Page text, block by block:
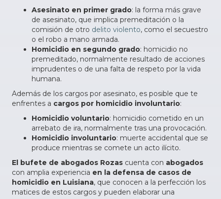
Asesinato en primer grado: la forma más grave
de asesinato, que implica premeditación o la
comisión de otro delito violento, como el secuestro
o el robo a mano armada.
Homicidio en segundo grado: homicidio no
premeditado, normalmente resultado de acciones
imprudentes o de una falta de respeto por la vida
humana.
Además de los cargos por asesinato, es posible que te
enfrentes a cargos por homicidio involuntario:
Homicidio voluntario: homicidio cometido en un
arrebato de ira, normalmente tras una provocación.
Homicidio involuntario: muerte accidental que se
produce mientras se comete un acto ilícito.
El bufete de abogados Rozas cuenta con abogados
con amplia experiencia en la defensa de casos de
homicidio en Luisiana, que conocen a la perfección los
matices de estos cargos y pueden elaborar una